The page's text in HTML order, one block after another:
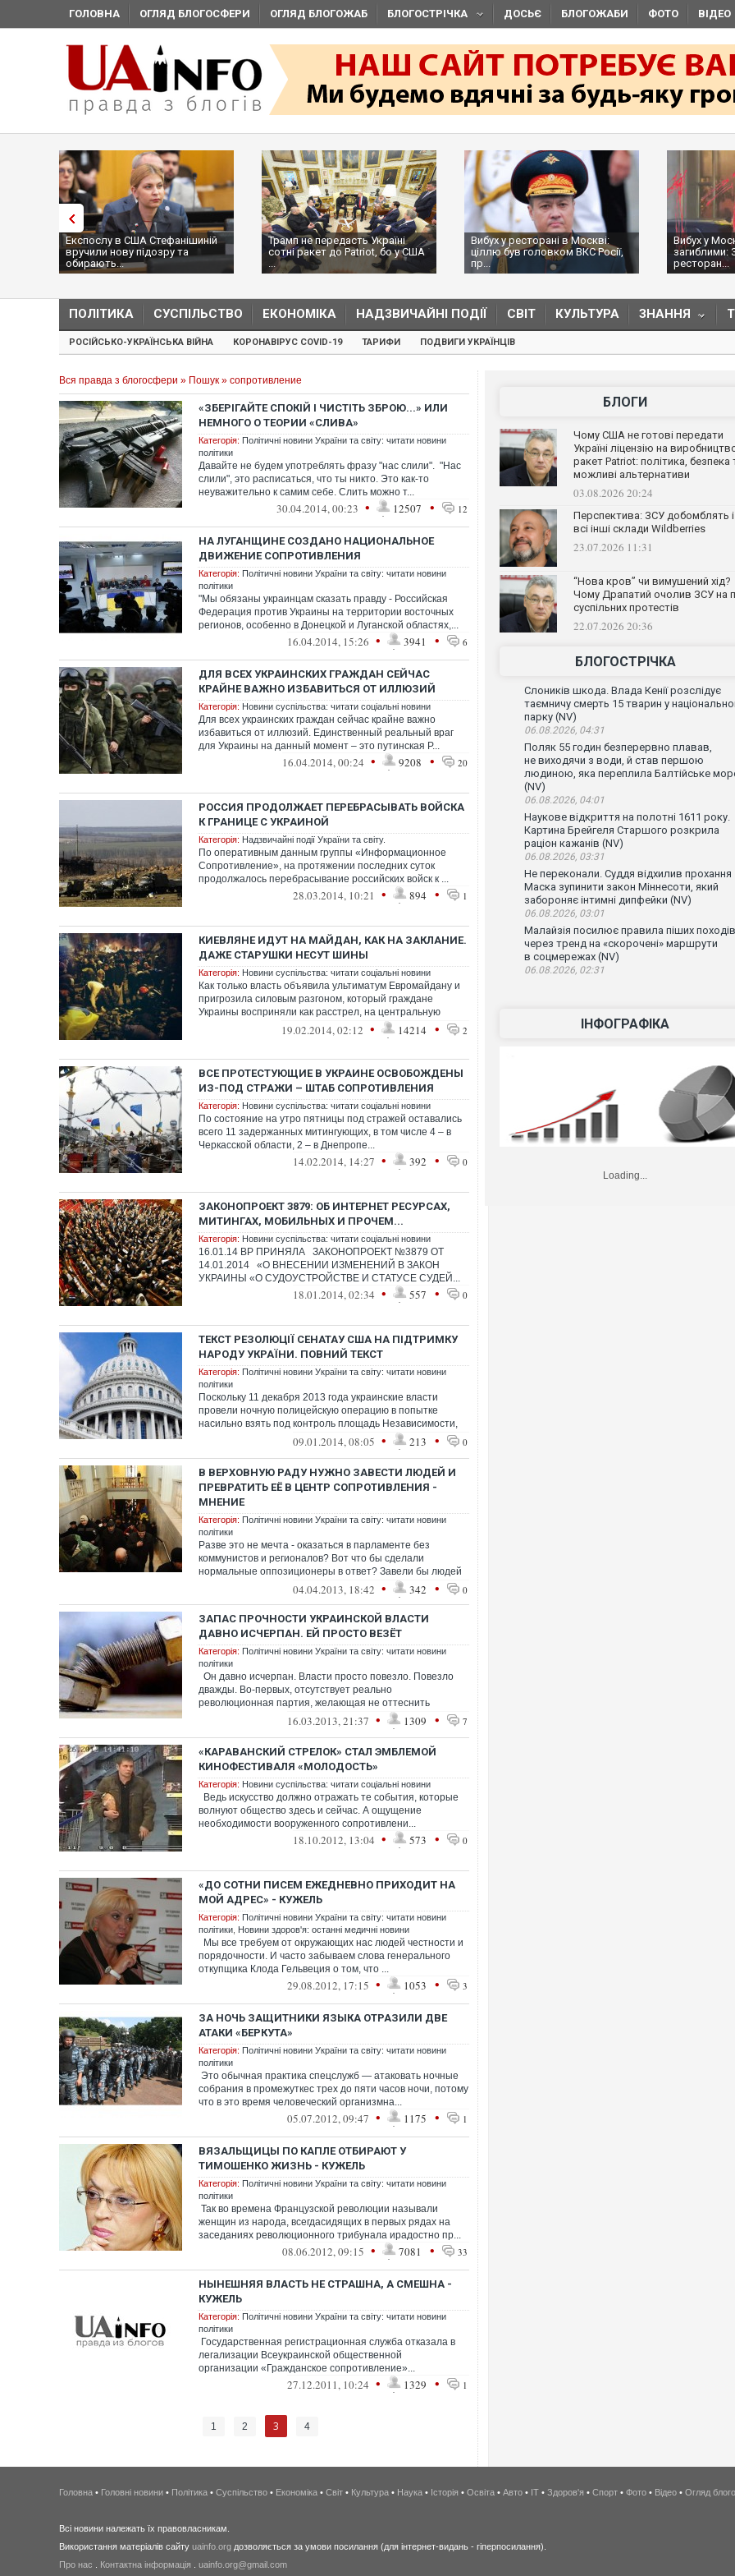
ГОЛОВНА ОГЛЯД БЛОГОСФЕРИ ОГЛЯД БЛОГОЖАБ БЛОГОСТРІЧКА ДОСЬЄ БЛОГОЖАБИ ФОТО ВІДЕО
Експослу в США Стефанішиній
вручили нову підозру та
обирають...
Трамп не передасть Україні
сотні ракет до Patriot, бо у США
...
Вибух у ресторані в Москві:
ціллю був головком ВКС Росії,
пр...
Вибух у
загиблими:
ресторан...
ПОЛІТИКА СУСПІЛЬСТВО ЕКОНОМІКА НАДЗВИЧАЙНІ ПОДІЇ СВІТ КУЛЬТУРА ЗНАННЯ
РОСІЙСЬКО-УКРАЇНСЬКА ВІЙНА КОРОНАВІРУС COVID-19 ТАРИФИ ПОДВИГИ УКРАЇНЦІВ
Вся правда з блогосфери » Пошук » сопротивление
«ЗБЕРІГАЙТЕ СПОКІЙ І ЧИСТІТЬ ЗБРОЮ...» ИЛИ
НЕМНОГО О ТЕОРИИ «СЛИВА»
Категорія: Політичні новини України та світу: читати новини
політики
Давайте не будем употреблять фразу "нас слили". "Нас
слили", это расписаться, что ты никто. Это как-то
неуважительно к самим себе. Слить можно т...
30.04.2014, 00:23 • 12507 • 12
НА ЛУГАНЩИНЕ СОЗДАНО НАЦИОНАЛЬНОЕ
ДВИЖЕНИЕ СОПРОТИВЛЕНИЯ
Категорія: Політичні новини України та світу: читати новини
політики
"Мы обязаны украинцам сказать правду - Российская
Федерация против Украины на территории восточных
регионов, особенно в Донецкой и Луганской областях,...
16.04.2014, 15:26 • 3941 • 6
ДЛЯ ВСЕХ УКРАИНСКИХ ГРАЖДАН СЕЙЧАС
КРАЙНЕ ВАЖНО ИЗБАВИТЬСЯ ОТ ИЛЛЮЗИЙ
Категорія: Новини суспільства: читати соціальні новини
Для всех украинских граждан сейчас крайне важно
избавиться от иллюзий. Единственный реальный враг
для Украины на данный момент – это путинская Р...
16.04.2014, 00:24 • 9208 • 20
РОССИЯ ПРОДОЛЖАЕТ ПЕРЕБРАСЫВАТЬ ВОЙСКА
К ГРАНИЦЕ С УКРАИНОЙ
Категорія: Надзвичайні події України та світу.
По оперативным данным группы «Информационное
Сопротивление», на протяжении последних суток
продолжалось перебрасывание российских войск к ...
28.03.2014, 10:21 • 894 • 1
КИЕВЛЯНЕ ИДУТ НА МАЙДАН, КАК НА ЗАКЛАНИЕ.
ДАЖЕ СТАРУШКИ НЕСУТ ШИНЫ
Категорія: Новини суспільства: читати соціальні новини
Как только власть объявила ультиматум Евромайдану и
пригрозила силовым разгоном, который граждане
Украины восприняли как расстрел, на центральную
19.02.2014, 02:12 • 14214 • 2
ВСЕ ПРОТЕСТУЮЩИЕ В УКРАИНЕ ОСВОБОЖДЕНЫ
ИЗ-ПОД СТРАЖИ – ШТАБ СОПРОТИВЛЕНИЯ
Категорія: Новини суспільства: читати соціальні новини
По состояние на утро пятницы под стражей оставались
всего 11 задержанных митингующих, в том числе 4 – в
Черкасской области, 2 – в Днепропе...
14.02.2014, 14:27 • 392 • 0
ЗАКОНОПРОЕКТ 3879: ОБ ИНТЕРНЕТ РЕСУРСАХ,
МИТИНГАХ, МОБИЛЬНЫХ И ПРОЧЕМ...
Категорія: Новини суспільства: читати соціальні новини
16.01.14 ВР ПРИНЯЛА ЗАКОНОПРОЕКТ №3879 ОТ
14.01.2014 «О ВНЕСЕНИИ ИЗМЕНЕНИЙ В ЗАКОН
УКРАИНЫ «О СУДОУСТРОЙСТВЕ И СТАТУСЕ СУДЕЙ...
18.01.2014, 02:34 • 557 • 0
ТЕКСТ РЕЗОЛЮЦІЇ СЕНАТАУ США НА ПІДТРИМКУ
НАРОДУ УКРАЇНИ. ПОВНИЙ ТЕКСТ
Категорія: Політичні новини України та світу: читати новини
політики
Поскольку 11 декабря 2013 года украинские власти
провели ночную полицейскую операцию в попытке
насильно взять под контроль площадь Независимости,
09.01.2014, 08:05 • 213 • 0
В ВЕРХОВНУЮ РАДУ НУЖНО ЗАВЕСТИ ЛЮДЕЙ И
ПРЕВРАТИТЬ ЕЁ В ЦЕНТР СОПРОТИВЛЕНИЯ -
МНЕНИЕ
Категорія: Політичні новини України та світу: читати новини
політики
Разве это не мечта - оказаться в парламенте без
коммунистов и регионалов? Вот что бы сделали
нормальные оппозиционеры в ответ? Завели бы людей
04.04.2013, 18:42 • 342 • 0
ЗАПАС ПРОЧНОСТИ УКРАИНСКОЙ ВЛАСТИ
ДАВНО ИСЧЕРПАН. ЕЙ ПРОСТО ВЕЗЁТ
Категорія: Політичні новини України та світу: читати новини
політики
Он давно исчерпан. Власти просто повезло. Повезло
дважды. Во-первых, отсутствует реально
революционная партия, желающая не оттеснить
16.03.2013, 21:37 • 1309 • 7
«КАРАВАНСКИЙ СТРЕЛОК» СТАЛ ЭМБЛЕМОЙ
КИНОФЕСТИВАЛЯ «МОЛОДОСТЬ»
Категорія: Новини суспільства: читати соціальні новини
Ведь искусство должно отражать те события, которые
волнуют общество здесь и сейчас. А ощущение
необходимости вооруженного сопротивлени...
18.10.2012, 13:04 • 573 • 0
«ДО СОТНИ ПИСЕМ ЕЖЕДНЕВНО ПРИХОДИТ НА
МОЙ АДРЕС» - КУЖЕЛЬ
Категорія: Політичні новини України та світу: читати новини
політики Новини здоров'я: останні медичні новини
Мы все требуем от окружающих нас людей честности и
порядочности. И часто забываем слова генерального
откупщика Клода Гельвеция о том, что ...
29.08.2012, 17:15 • 1053 • 3
ЗА НОЧЬ ЗАЩИТНИКИ ЯЗЫКА ОТРАЗИЛИ ДВЕ
АТАКИ «БЕРКУТА»
Категорія: Політичні новини України та світу: читати новини
політики
Это обычная практика спецслужб — атаковать ночные
собрания в промежуткес трех до пяти часов ночи, потому
что в это время человеческий организмна...
05.07.2012, 09:47 • 1175 • 1
ВЯЗАЛЬЩИЦЫ ПО КАПЛЕ ОТБИРАЮТ У
ТИМОШЕНКО ЖИЗНЬ - КУЖЕЛЬ
Категорія: Політичні новини України та світу: читати новини
політики
Так во времена Французской революции называли
женщин из народа, всегдасидящих в первых рядах на
заседаниях революционного трибунала ирадостно пр...
08.06.2012, 09:15 • 7081 • 33
НЫНЕШНЯЯ ВЛАСТЬ НЕ СТРАШНА, А СМЕШНА -
КУЖЕЛЬ
Категорія: Політичні новини України та світу: читати новини
політики
Государственная регистрационная служба отказала в
легализации Всеукраинской общественной
организации «Гражданское сопротивление»...
27.12.2011, 10:24 • 1329 • 1
1 2 3 4
БЛОГИ
Чому США не готові передати
Україні ліцензію на
ракет Patriot: політика, безпека
можливі альтернативи
03.08.2026 20:24
Перспектива: ЗСУ добомблять і
всі інші склади Wildberries
23.07.2026 11:31
“Нова кров” чи вимушений хід?
Чому Драпатий очолив ЗСУ на
суспільних протестів
22.07.2026 20:36
БЛОГОСТРІЧКА
Слоників шкода. Влада Кенії розслідує
таємничу смерть 15 тварин у
парку (NV)
06.08.2026, 04:31
Поляк 55 годин безперервно плавав,
не виходячи з води, й став першою
людиною, яка переплила Балтійське
(NV)
06.08.2026, 04:01
Наукове відкриття на полотні 1611 року.
Картина Брейгеля Старшого розкрила
раціон кажанів (NV)
06.08.2026, 03:31
Не переконали. Суддя відхилив прохання
Маска зупинити закон Міннесоти, який
забороняє інтимні дипфейки (NV)
06.08.2026, 03:01
Малайзія посилює правила піших походів
через тренд на «скорочені» маршрути
в соцмережах (NV)
06.08.2026, 02:31
ІНФОГРАФІКА
Loading...
Українські
під час ліквідації
Неймар влаштував
Головна • Головні новини • Політика • Суспільство • Економіка • Світ • Культура • Наука • Історія • Освіта • Авто • IT • Здоров'я • Спорт • Фото • Відео • Огляд
Всі новини належать їх правовласникам.
Використання матеріалів сайту uainfo.org дозволяється за умови посилання (для інтернет-видань - гіперпосилання).
Про нас
Контактна інформація uainfo.org@gmail.com